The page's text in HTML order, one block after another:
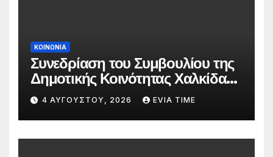
ΚΟΙΝΩΝΙΑ
Συνεδρίαση του Συμβουλίου της
Δημοτικής Κοινότητας Χαλκίδας
την 5 Αυγούστου
4 ΑΥΓΟΎΣΤΟΥ, 2026 EVIA TIME